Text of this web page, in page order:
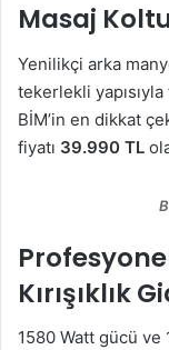
Masaj
Yenilikçi arka
tekerlekli
BİM’in en dikkat
fiyatı 39.990 TL
Kırışıklık
1580 Watt gücü ve